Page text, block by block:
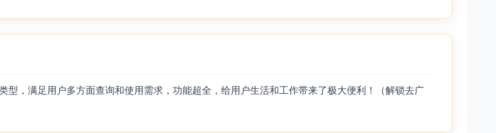
，满足用户多方面查询和使用需求，功能超全，给用户生活和工作带来了极大便利！（解锁去广